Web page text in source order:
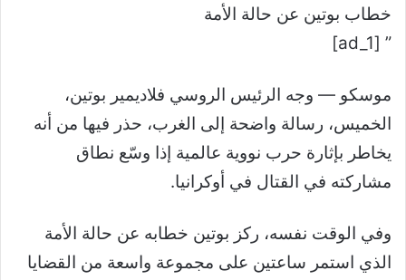
خطاب بوتين عن حالة الأمة
” [ad_1]
موسكو — وجه الرئيس الروسي فلاديمير بوتين،
الخميس، رسالة واضحة إلى الغرب، حذر فيها من أنه
يخاطر بإثارة حرب نووية عالمية إذا وسّع نطاق
مشاركته في القتال في أوكرانيا.
وفي الوقت نفسه، ركز بوتين خطابه عن حالة الأمة
الذي استمر ساعتين على مجموعة واسعة من القضايا